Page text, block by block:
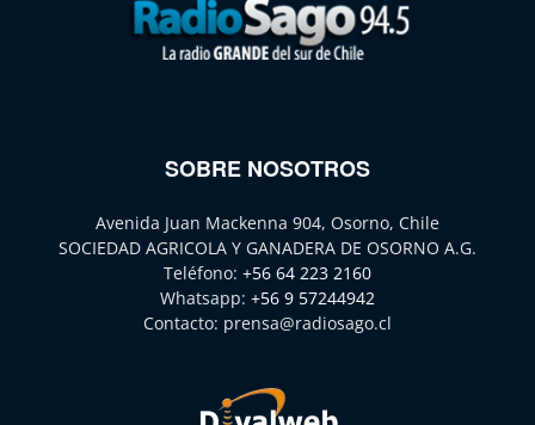
SOBRE NOSOTROS
Avenida Juan Mackenna 904, Osorno, Chile
SOCIEDAD AGRICOLA Y GANADERA DE OSORNO A.G.
Teléfono: +56 64 223 2160
Whatsapp: +56 9 57244942
Contacto: prensa@radiosago.cl